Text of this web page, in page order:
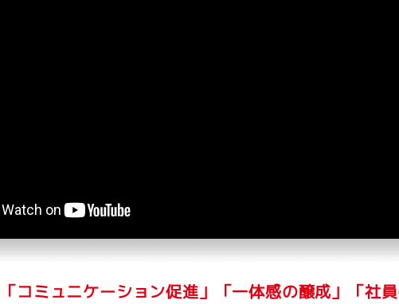
「コミュニケーション促進」「一体感の醸成」「社